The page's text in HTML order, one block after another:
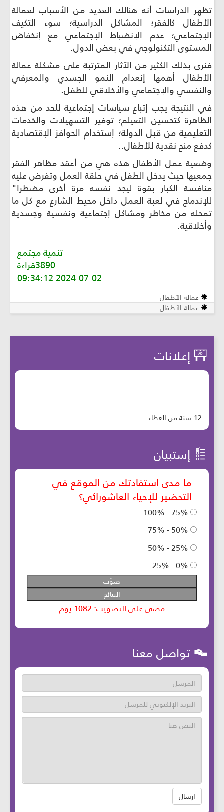
تظهر الدراسات أنه هنالك العديد من الأسباب لعمالة
الأطفال كالفقر؛ المشاكل الدراسية؛ سوء التكيف
الإجتماعي؛ عدم الإنضباط الإجتماعي مع إنخفاض
المستوى التكنولوجي في بعض الدول.
فنرى بذلك الكثير من الآثار المترتبة على مشكلة عمالة
الأطفال أهمها إنعدام النمو الجسدي والمعرفي
والنفسي والإجتماعي والأخلاقي للطفل.
في النتيجة يجب إتباع سياسات إجتماعية للحد من هذه
الظاهرة كتحسين التعيلم؛ توفير التسهيلات والخدمات
التعليمية من قبل الدولة؛ إستخدام الحوافز الإقتصادية
كدفع منح نقدية للأطفال..
وضعية عمل الأطفال هذه هي من أعقد مظاهر الفقر
جمعيها حيث يدخل الطفل في حلقة العمل وتفرض عليه
منافسة الكبار بقوة ليجد نفسه مرة أخرى مضطرا"
للإندماج في لعبة العمل داخل محيط الشارع مع كل ما
تمحله من مخاطر ومشاكل إجتماعية ونفسية وجسدية
وأخلاقية.
تنمية مجتمع
3890قراءة
2024-07-02 09:34:12
عمالة الأطفال
عمالة الأطفال
إعلانات
12 سنة من العطاء
إستبيان
تواصل معنا
ارسال